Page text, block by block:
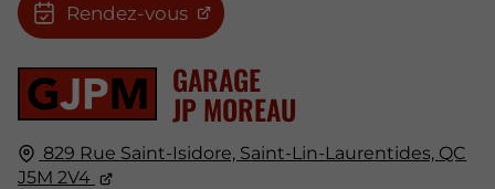
GARAGE
JP MOREAU
829 Rue Saint-Isidore, Saint-Lin-Laurentides, QC
J5M 2V4
Rendez-vous